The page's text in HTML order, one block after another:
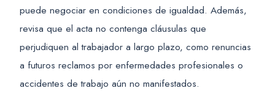
puede negociar en condiciones de igualdad. Además,
revisa que el acta no contenga cláusulas que
perjudiquen al trabajador a largo plazo, como renuncias
a futuros reclamos por enfermedades profesionales o
accidentes de trabajo aún no manifestados.